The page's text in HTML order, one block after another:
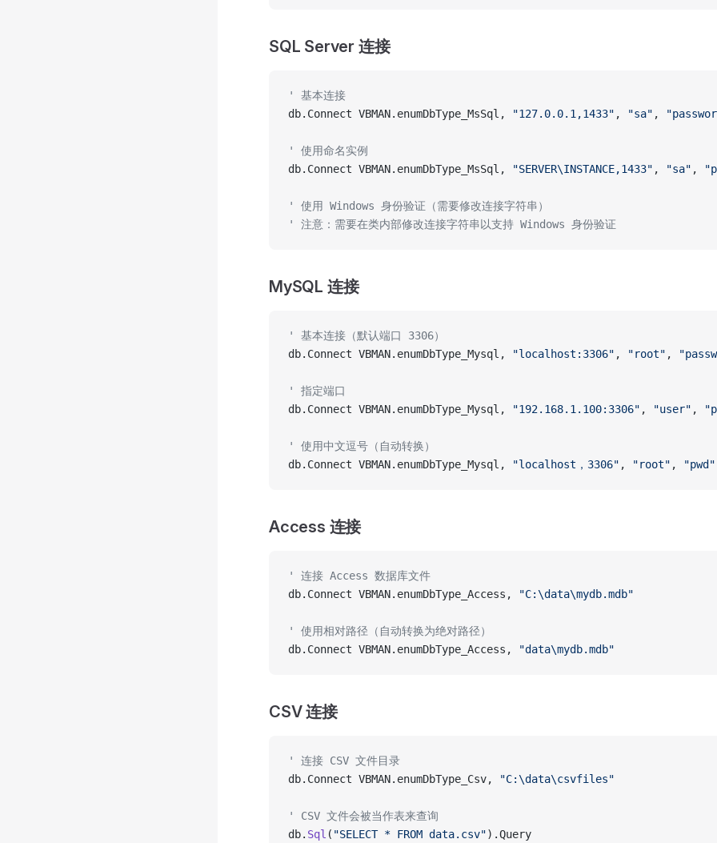
SQL Server 连接
' 基本连接
db.Connect VBMAN.enumDbType_MsSql,
"127.0.0.1,1433" , "sa" ,
' 使用命名实例
db.Connect VBMAN.enumDbType_MsSql,
"SERVER\INSTANCE,1433" , "sa" ,
' 使用 Windows 身份验证（需要修改连接字符串）
' 注意：需要在类内部修改连接字符串以支持 Windows 身份验证
MySQL 连接
' 基本连接（默认端口 3306）
db.Connect VBMAN.enumDbType_Mysql,
"localhost:3306" , "root" ,
' 指定端口
db.Connect VBMAN.enumDbType_Mysql,
"192.168.1.100:3306" , "user" ,
' 使用中文逗号（自动转换）
db.Connect VBMAN.enumDbType_Mysql,
"localhost，3306" , "root" , "pwd"
Access 连接
' 连接 Access 数据库文件
db.Connect VBMAN.enumDbType_Access,
"C:\data\mydb.mdb"
' 使用相对路径（自动转换为绝对路径）
db.Connect VBMAN.enumDbType_Access,
"data\mydb.mdb"
CSV 连接
' 连接 CSV 文件目录
db.Connect VBMAN.enumDbType_Csv,
"C:\data\csvfiles"
' CSV 文件会被当作表来查询
db. Sql ( "SELECT * FROM data.csv").Query